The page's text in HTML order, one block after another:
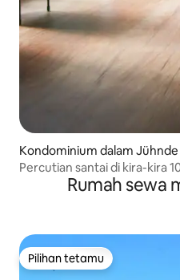
Kondominium dalam Jühnde
Percutian santai di kira-kira
yang indahRumah sewa
Pilihan tetamu
Pilihan tetamu